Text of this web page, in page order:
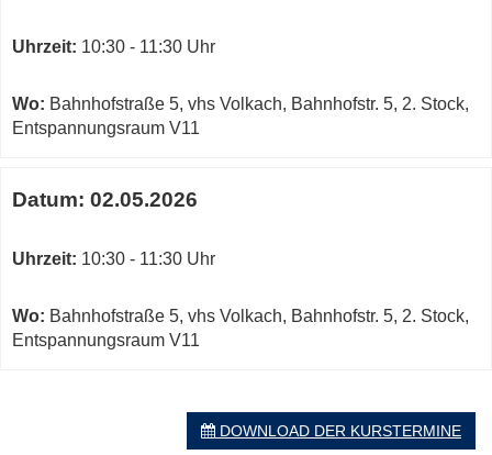
Uhrzeit: 10:30 - 11:30 Uhr
Wo: Bahnhofstraße 5, vhs Volkach, Bahnhofstr. 5, 2. Stock,
Entspannungsraum V11
Datum: 02.05.2026
Uhrzeit: 10:30 - 11:30 Uhr
Wo: Bahnhofstraße 5, vhs Volkach, Bahnhofstr. 5, 2. Stock,
Entspannungsraum V11
DOWNLOAD DER KURSTERMINE